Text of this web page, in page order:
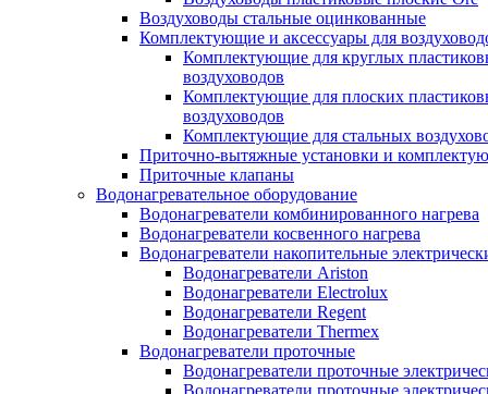
Воздуховоды стальные оцинкованные
Комплектующие и аксессуары для
Комплектующие для круглых
воздуховодов
Комплектующие для плоских
воздуховодов
Комплектующие для стальных
Приточно-вытяжные установки и
Приточные клапаны
Водонагревательное оборудование
Водонагреватели комбинированного нагрева
Водонагреватели косвенного нагрева
Водонагреватели накопительные
Водонагреватели Ariston
Водонагреватели Electrolux
Водонагреватели Regent
Водонагреватели Thermex
Водонагреватели проточные
Водонагреватели проточные